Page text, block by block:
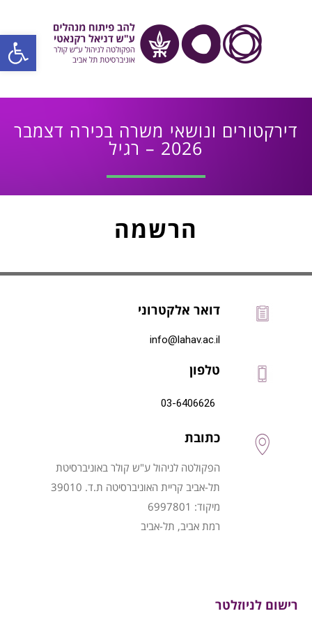
פתח
דירקטורים ונושאי משרה בכירה דצמבר
2026 – רגיל
הרשמה
דואר אלקטרוני
info@lahav.ac.il
טלפון
03-6406626
כתובת
הפקולטה לניהול ע"ש קולר באוניברסיטת
תל-אביב קריית האוניברסיטה ת.ד. 39010
מיקוד: 6997801
רמת אביב, תל-אביב
רישום לניוזלטר